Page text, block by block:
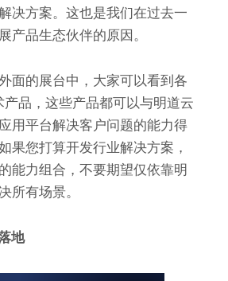
决方案。这也是我们在过去一
产品生态伙伴的原因。
面的展台中，大家可以看到各
品，这些产品都可以与明道云
用平台解决客户问题的能力得
果您打算开发行业解决方案，
能力组合，不要期望仅依靠明
所有场景。
地